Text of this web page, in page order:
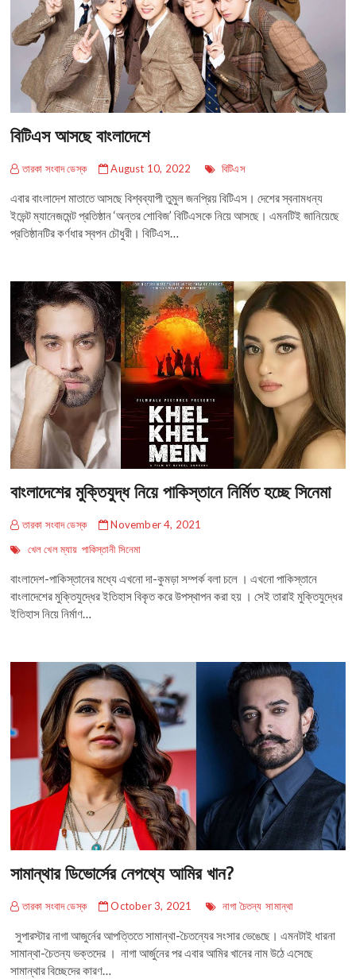
বিটিএস আসছে বাংলাদেশে
তারকা সংবাদ ডেস্ক August 10, 2022 বিটিএস
এবার বাংলাদেশ মাতাতে আসছে বিশ্বব্যাপী তুমুল জনপ্রিয় বিটিএস। দেশের স্বনামধন্য
ইভেন্ট ম্যানেজমেন্ট প্রতিষ্ঠান ‘অন্তর শোবিজ’ বিটিএসকে নিয়ে আসছে। এমনটিই জানিয়েছে
প্রতিষ্ঠানটির কর্ণধার স্বপন চৌধুরী। বিটিএস…
বাংলাদেশের মুক্তিযুদ্ধ নিয়ে পাকিস্তানে নির্মিত হচ্ছে সিনেমা
তারকা সংবাদ ডেস্ক
November 4, 2021
খেল খেল ম্যায় পাকিস্তানী সিনেমা
বাংলাদেশ-পাকিস্তানের মধ্যে এখনো দা-কুমড়া সম্পর্ক বলা চলে । এখনো পাকিস্তানে
বাংলাদেশের মুক্তিযুদ্ধের ইতিহাস বিকৃত করে উপস্থাপন করা হয় । সেই তারাই মুক্তিযুদ্ধের
ইতিহাস নিয়ে নির্মাণ…
সামান্থার ডিভোর্সের নেপথ্যে আমির খান?
তারকা সংবাদ ডেস্ক October 3, 2021 নাগা চৈতন্য সামান্থা
সুপারস্টার নাগা আজুর্নের আপত্তিতে সামান্থা-চৈতন্যের সংসার ভেঙেছে। এমনটাই ধারনা
সামান্থা-চৈতন্য ভক্তদের । নাগা আর্জুনের পর এবার আমির খানের নাম উঠে এসেছে
সামান্থার বিচ্ছেদের কারণ…